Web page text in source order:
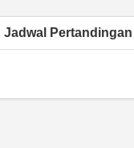
Jadwal Pertandingan